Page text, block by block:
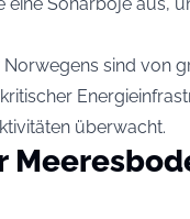
Norwegens sind von
überwacht.